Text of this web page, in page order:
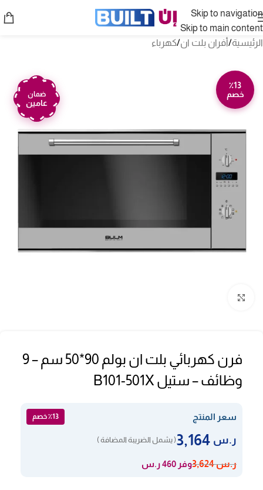
Skip to navigation
Skip to main content
الرئيسية/أفران بلت ان/كهرباء
٪13
خصم
ضمان
عامين
فرن كهربائي بلت ان بولم 90*50 سم – 9
وظائف – ستيل B101-501X
سعر المنتج ٪13 خصم
ر.س ( يشمل الضريبة المضافة )
ر.س3,624 وفر 460 ر.س